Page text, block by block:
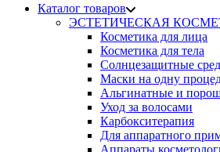
Каталог товаров
ЭСТЕТИЧЕСКАЯ
Косметика для лица
Косметика для тела
Солнцезащитные
Маски на одну
Альгинатные и
Уход за волосами
Карбокситерапия
Для аппаратного
Аппараты